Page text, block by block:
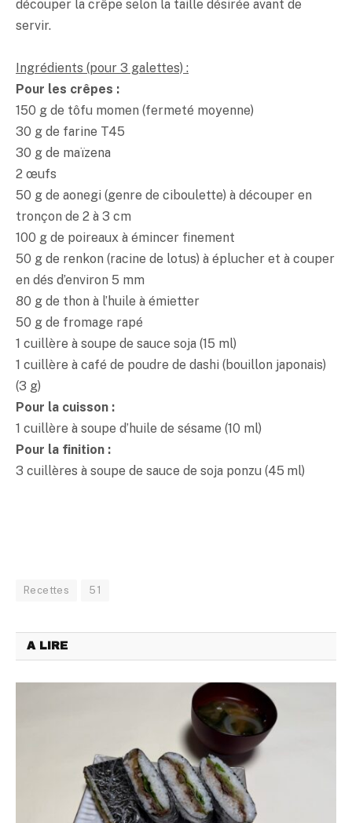
découper la crêpe selon la taille désirée avant de
servir.
Ingrédients (pour 3 galettes) :
Pour les crêpes :
150 g de tôfu momen (fermeté moyenne)
30 g de farine T45
30 g de maïzena
2 œufs
50 g de aonegi (genre de ciboulette) à découper en
tronçon de 2 à 3 cm
100 g de poireaux à émincer finement
50 g de renkon (racine de lotus) à éplucher et à couper
en dés d’environ 5 mm
80 g de thon à l’huile à émietter
50 g de fromage rapé
1 cuillère à soupe de sauce soja (15 ml)
1 cuillère à café de poudre de dashi (bouillon japonais)
(3 g)
Pour la cuisson :
1 cuillère à soupe d’huile de sésame (10 ml)
Pour la finition :
3 cuillères à soupe de sauce de soja ponzu (45 ml)
Recettes 51
A LIRE